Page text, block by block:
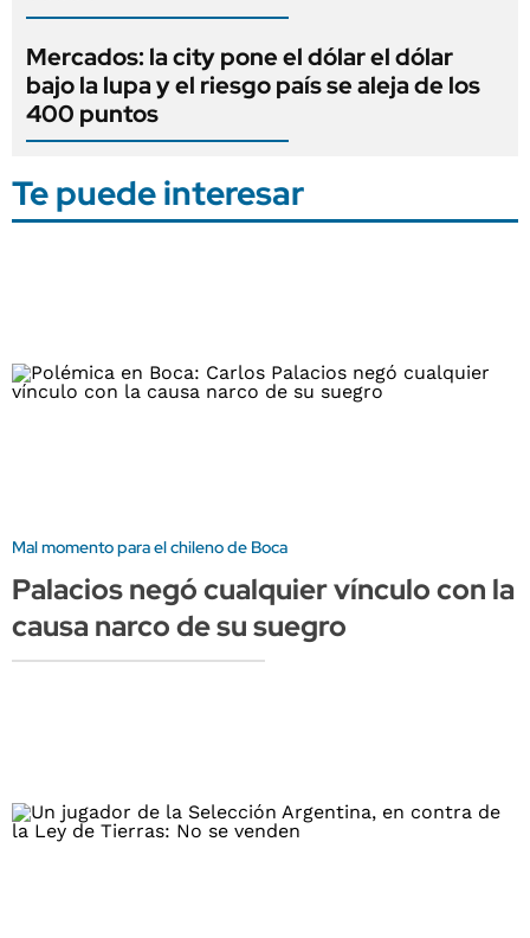
Mercados: la city pone el dólar el dólar
bajo la lupa y el riesgo país se aleja de los
400 puntos
Te puede interesar
Mal momento para el chileno de Boca
Palacios negó cualquier vínculo con la
causa narco de su suegro